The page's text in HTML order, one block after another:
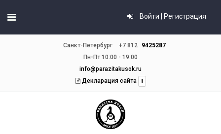
Войти | Регистрация
Санкт-Петербург +7 812
9425287
Пн-Пт 10:00 - 19:00
info@parazitakusok.ru
Декларация сайта